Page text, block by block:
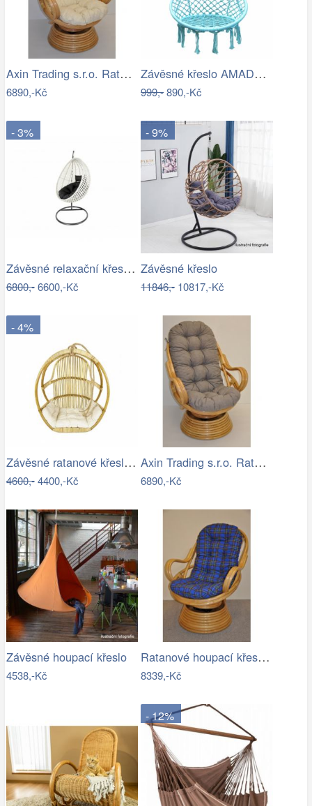
Axin Trading s.r.o. Ratanové houpací…
6890,-Kč
Závěsné křeslo AMADO 2 NEW Tempo Kondela
999,-890,-Kč
- 3%
Závěsné relaxační křeslo CANDY
6800,-6600,-Kč
- 9%
Závěsné křeslo
11846,-10817,-Kč
- 4%
Závěsné ratanové křeslo GOLDIE - světlý…
4600,-4400,-Kč
Axin Trading s.r.o. Ratanové houpací…
6890,-Kč
Závěsné houpací křeslo
4538,-Kč
Ratanové houpací křeslo - AX
8339,-Kč
- 12%